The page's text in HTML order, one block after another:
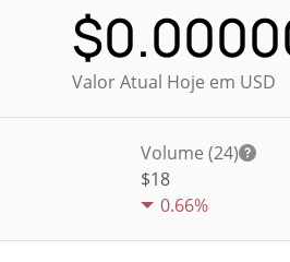
$
Valor Atual Hoje em USD
Volume (24)
$18
0.66%